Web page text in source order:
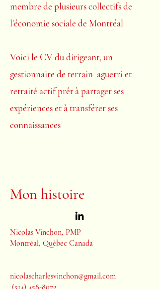
membre de plusieurs collectifs de
l'économie sociale de Montréal
Voici le CV du dirigeant, un
gestionnaire de terrain aguerriet
retraité actif prêt à partager ses
expériences et à transférer ses
connaissances
Mon histoire
Nicolas Vinchon, PMP
Montréal, Québec Canada
nicolascharlesvinchon@gmail.com
(514) 458-8072